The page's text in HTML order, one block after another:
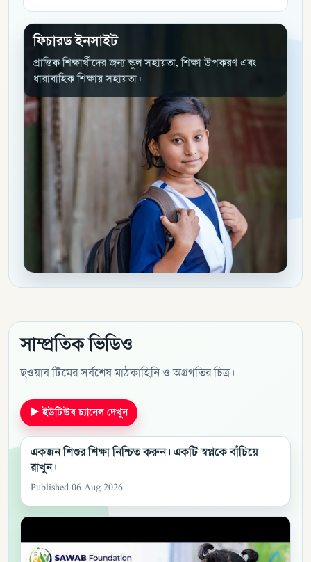
ফিচারড ইনসাইট
প্রান্তিক শিক্ষার্থীদের জন্য স্কুল সহায়তা, শিক্ষা উপকরণ এবং
ধারাবাহিক শিক্ষায় সহায়তা।
সাম্প্রতিক ভিডিও
ছওয়াব টিমের সর্বশেষ মাঠকাহিনি ও অগ্রগতির চিত্র।
▶ইউটিউব চ্যানেল দেখুন
একজন শিশুর শিক্ষা নিশ্চিত করুন। একটি স্বপ্নকে বাঁচিয়ে
রাখুন।
Published 06 Aug 2026